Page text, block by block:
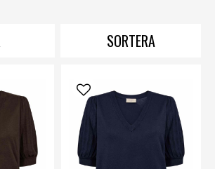
att du får din stickade tröja levererad så
SORTERA